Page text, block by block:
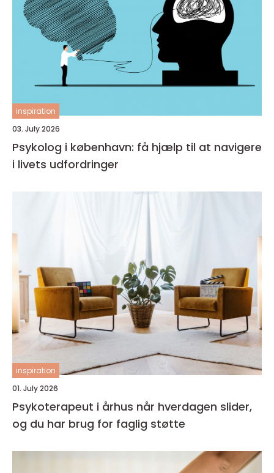
inspiration
03. July 2026
Psykolog i københavn: få hjælp til at navigere
i livets udfordringer
inspiration
01. July 2026
Psykoterapeut i århus når hverdagen slider,
og du har brug for faglig støtte